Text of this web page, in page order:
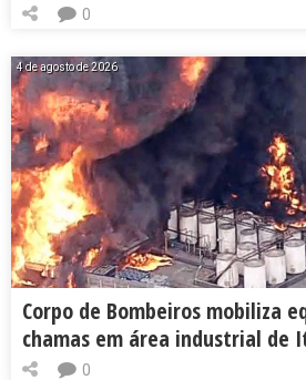
0
4 de agosto de 2026
Corpo de Bombeiros mobiliza
chamas em área industrial de
0